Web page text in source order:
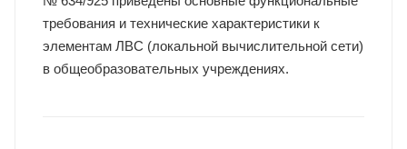
требования и технические характеристики к
элементам ЛВС (локальной вычислительной сети)
в общеобразовательных учреждениях.